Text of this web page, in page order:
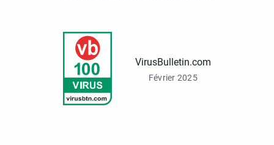
VirusBulletin.com
Février 2025